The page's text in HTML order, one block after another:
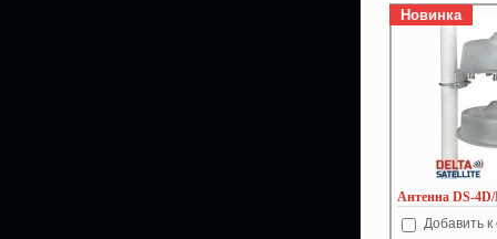
Новинка
Антенна DS-
Добавить